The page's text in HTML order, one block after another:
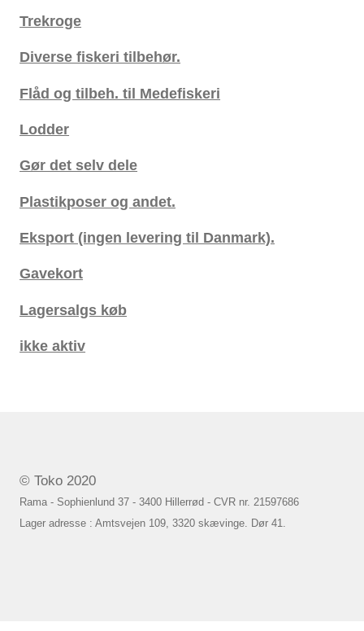
Trekroge
Diverse fiskeri tilbehør.
Flåd og tilbeh. til Medefiskeri
Lodder
Gør det selv dele
Plastikposer og andet.
Eksport (ingen levering til Danmark).
Gavekort
Lagersalgs køb
ikke aktiv
© Toko 2020
Rama - Sophienlund 37 - 3400 Hillerrød - CVR nr. 21597686
Lager adresse : Amtsvejen 109, 3320 skævinge. Dør 41.